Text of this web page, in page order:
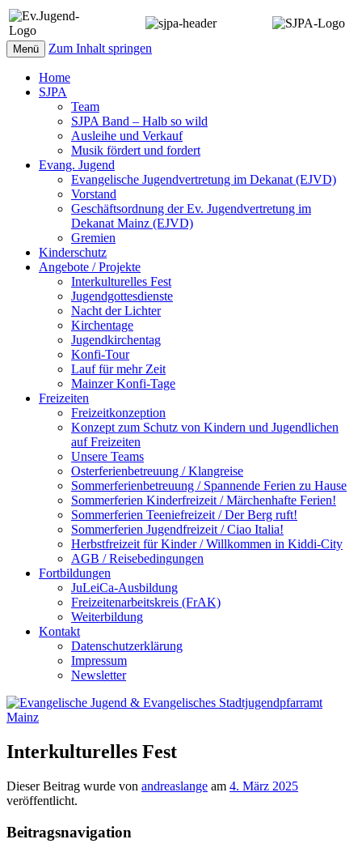
Menü Zum Inhalt springen
Home
SJPA
Team
SJPA Band – Halb so wild
Ausleihe und Verkauf
Musik fördert und fordert
Evang. Jugend
Evangelische Jugendvertretung im Dekanat (EJVD)
Vorstand
Geschäftsordnung der Ev. Jugendvertretung im
Dekanat Mainz (EJVD)
Gremien
Kinderschutz
Angebote / Projekte
Interkulturelles Fest
Jugendgottesdienste
Nacht der Lichter
Kirchentage
Jugendkirchentag
Konfi-Tour
Lauf für mehr Zeit
Mainzer Konfi-Tage
Freizeiten
Freizeitkonzeption
Konzept zum Schutz von Kindern und Jugendlichen
auf Freizeiten
Unsere Teams
Osterferienbetreuung / Klangreise
Sommerferienbetreuung / Spannende Ferien zu Hause
Sommerferien Kinderfreizeit / Märchenhafte Ferien!
Sommerferien Teeniefreizeit / Der Berg ruft!
Sommerferien Jugendfreizeit / Ciao Italia!
Herbstfreizeit für Kinder / Willkommen in Kiddi-City
AGB / Reisebedingungen
Fortbildungen
JuLeiCa-Ausbildung
Freizeitenarbeitskreis (FrAK)
Weiterbildung
Kontakt
Datenschutzerklärung
Impressum
Newsletter
Interkulturelles Fest
Dieser Beitrag wurde von andreaslange am 4. März 2025
veröffentlicht.
Beitragsnavigation